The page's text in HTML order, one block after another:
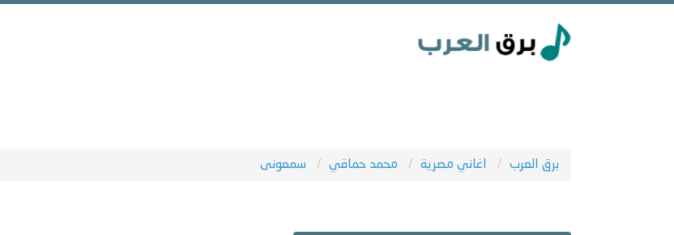
برق العرب اغاني مصرية محمد حماقي سمعونى